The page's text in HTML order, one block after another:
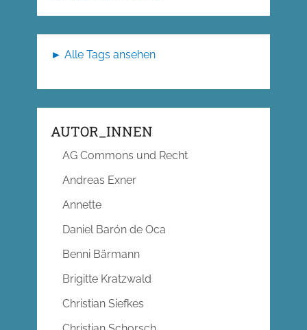
► Alle Tags ansehen
AUTOR_INNEN
AG Commons und Recht
Andreas Exner
Annette
Daniel Barón de Oca
Benni Bärmann
Brigitte Kratzwald
Christian Siefkes